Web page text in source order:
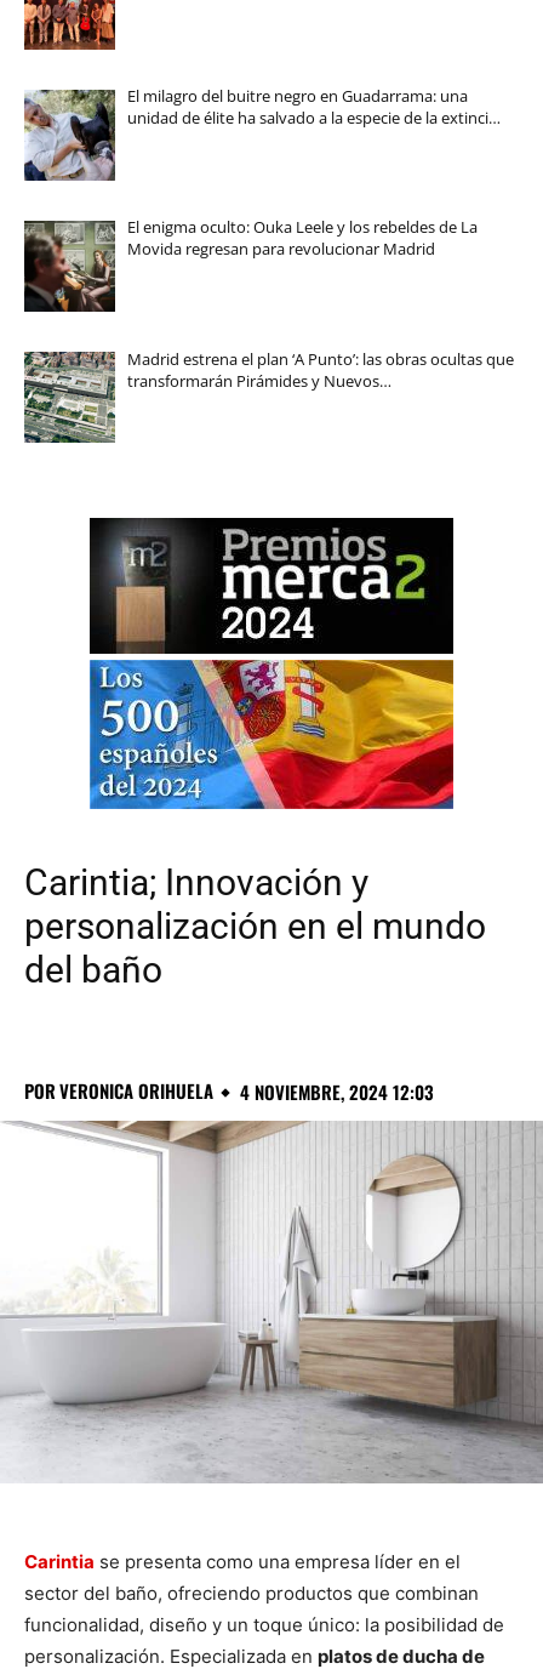
El milagro del buitre negro en Guadarrama: una
unidad de élite ha salvado a la especie de la extinci…
El enigma oculto: Ouka Leele y los rebeldes de La
Movida regresan para revolucionar Madrid
Madrid estrena el plan ‘A Punto’: las obras ocultas que
transformarán Pirámides y Nuevos…
Carintia; Innovación y
personalización en el mundo
del baño
PORVERONICA ORIHUELA 4 NOVIEMBRE, 2024 12:03
Carintia se presenta como una empresa líder en el
sector del baño, ofreciendo productos que combinan
funcionalidad, diseño y un toque único: la posibilidad de
personalización. Especializada en platos de ducha de